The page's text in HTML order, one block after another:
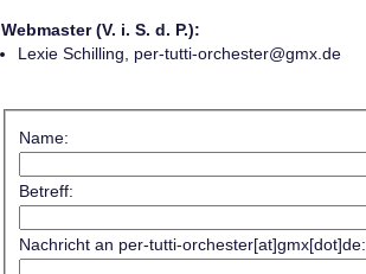
Webmaster (V. i. S. d. P.):
Lexie Schilling, per-tutti-orchester@gmx.de
Name:
Betreff:
Nachricht an per-tutti-orchester[at]gmx[dot]de: